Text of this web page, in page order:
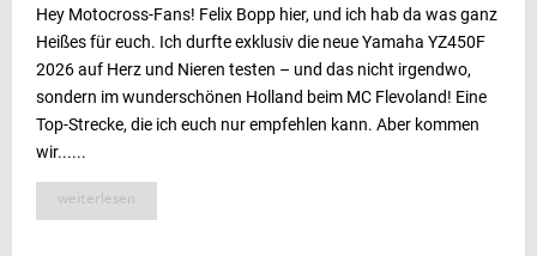
Hey Motocross-Fans! Felix Bopp hier, und ich hab da was ganz
Heißes für euch. Ich durfte exklusiv die neue Yamaha YZ450F
2026 auf Herz und Nieren testen – und das nicht irgendwo,
sondern im wunderschönen Holland beim MC Flevoland! Eine
Top-Strecke, die ich euch nur empfehlen kann. Aber kommen
wir......
weiterlesen